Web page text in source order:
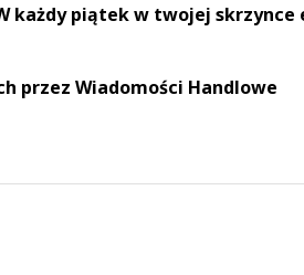
każdy piątek w twojej skrzynce
przez Wiadomości Handlowe